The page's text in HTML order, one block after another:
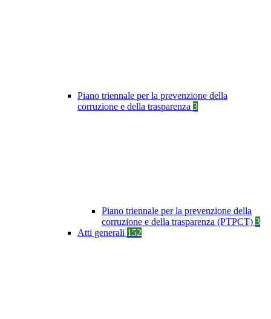
Piano triennale per la prevenzione della
corruzione e della trasparenza 3
Piano triennale per la prevenzione della
corruzione e della trasparenza (PTPCT) 3
Atti generali 152